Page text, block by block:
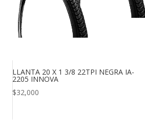
LLANTA 20 X 1 3/8 22TPI NEGRA IA-
2205 INNOVA
$32,000